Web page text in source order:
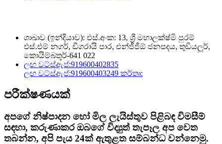
ශාඛාව (ඉන්දියාව): එස්.අංක: 13, ශ්‍රී මහාලක්ෂ්මි පුරම්
එස්.එම් නගර්, ඩීගරායි පාර, එන්ජීජීඕ ජනපදය, තුඩියලූර්,
කොයිම්බතූර්-641 022
ලඟ වට්ස්ඇප්:919600402835
ලඟ වට්ස්ඇප්:919600403249 කර්තෘ:
පරීක්ෂණයක්
අපගේ නිෂ්පාදන හෝ මිල ලැයිස්තුව පිළිබඳ විමසීම්
සඳහා, කරුණාකර ඔබගේ විද්‍යුත් තැපෑල අප වෙත
තබන්න, අපි පැය 24ක් ඇතුළත සම්බන්ධ වන්නෙමු.